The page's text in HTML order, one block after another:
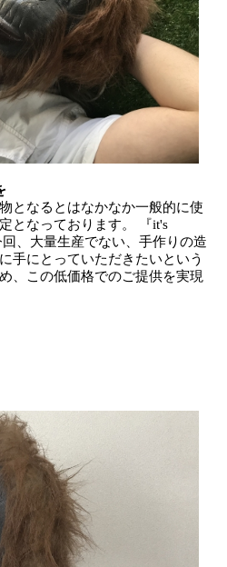
となるとはなかなか一般的に使
となっております。 『it's
、大量生産でない、手作りの造
手にとっていただきたいという
、この低価格でのご提供を実現